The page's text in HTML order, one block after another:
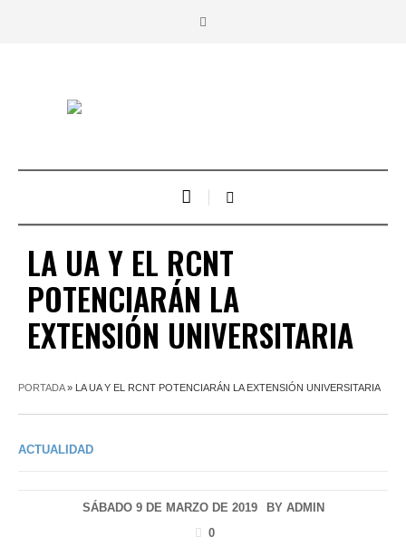
LA UA Y EL RCNT
POTENCIARÁN LA
EXTENSIÓN UNIVERSITARIA
PORTADA» LA UA Y EL RCNT POTENCIARÁN LA EXTENSIÓN UNIVERSITARIA
ACTUALIDAD
SÁBADO 9 DE MARZO DE 2019 BY ADMIN
0